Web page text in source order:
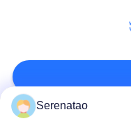
Roto ก
พิมพ์
Serenatao